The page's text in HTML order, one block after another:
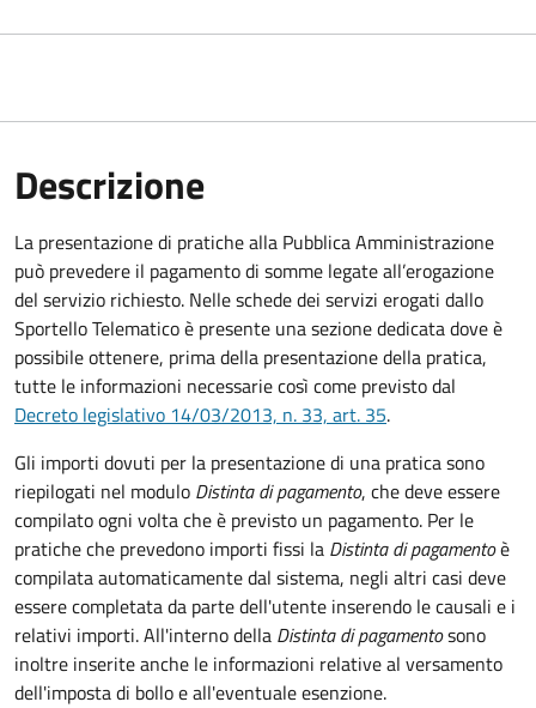
Descrizione
La presentazione di pratiche alla Pubblica Amministrazione
può prevedere il pagamento di somme legate all’erogazione
del servizio richiesto. Nelle schede dei servizi erogati dallo
Sportello Telematico è presente una sezione dedicata dove è
possibile ottenere, prima della presentazione della pratica,
tutte le informazioni necessarie così come previsto dal
Decreto legislativo 14/03/2013, n. 33, art. 35.
Gli importi dovuti per la presentazione di una pratica sono
riepilogati nel modulo Distinta di pagamento, che deve essere
compilato ogni volta che è previsto un pagamento. Per le
pratiche che prevedono importi fissi la Distinta di pagamentoè
compilata automaticamente dal sistema, negli altri casi deve
essere completata da parte dell'utente inserendo le causali e i
relativi importi.All'interno della Distinta di pagamentosono
inoltre inserite anche le informazioni relative al versamento
dell'imposta di bollo e all'eventuale esenzione.